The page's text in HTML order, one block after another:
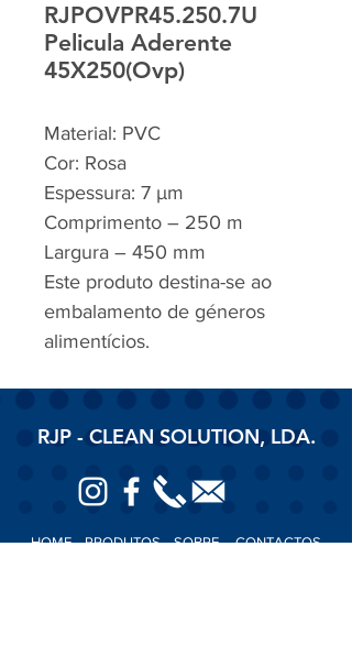
RJPOVPR45.250.7U
Pelicula Aderente
45X250(Ovp)
Material: PVC
Cor: Rosa
Espessura: 7 µm
Comprimento – 250 m
Largura – 450 mm
Este produto destina-se ao
embalamento de géneros
alimentícios.
RJP - CLEAN SOLUTION, LDA.
HOMEPRODUTOSSOBRE CONTACTOS